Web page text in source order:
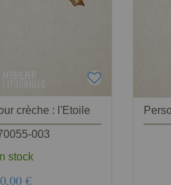
crèche : l'Etoile
003
stock
€